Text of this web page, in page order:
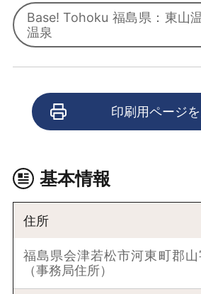
Base! Tohoku 福島県：東山
温泉
印刷用ページ
基本情報
住所
福島県会津若松市河東町郡
（事務局住所）